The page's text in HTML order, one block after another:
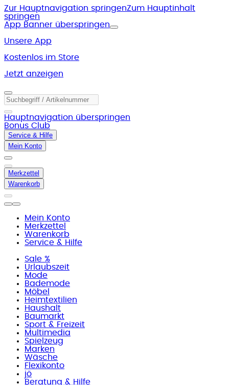
Zur Hauptnavigation springenZum Hauptinhalt
springen
App Banner überspringen
Unsere App
Kostenlos im Store
Jetzt anzeigen
Hauptnavigation überspringen
Bonus Club
Service & Hilfe
Mein Konto
Merkzettel
Warenkorb
Mein Konto
Merkzettel
Warenkorb
Service & Hilfe
Sale %
Urlaubszeit
Mode
Bademode
Möbel
Heimtextilien
Haushalt
Baumarkt
Sport & Freizeit
Multimedia
Spielzeug
Marken
Wäsche
Flexikonto
jö
Beratung & Hilfe